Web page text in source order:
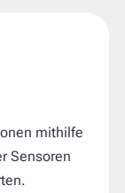
mithilfe
Sensoren